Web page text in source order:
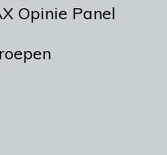
Opinie Panel